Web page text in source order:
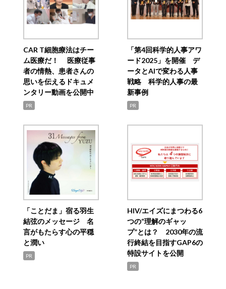
CAR T細胞療法はチー
ム医療だ！ 医療従事
者の情熱、患者さんの
思いを伝えるドキュメ
ンタリー動画を公開中
PR
「第4回科学的人事アワ
ード2025」を開催 デ
ータとAIで変わる人事
戦略 科学的人事の最
新事例
PR
「ことだま」宿る羽生
結弦のメッセージ 名
言がもたらす心の平穏
と潤い
PR
HIV/エイズにまつわる6
つの“理解のギャッ
プ”とは？ 2030年の流
行終結を目指すGAP6の
特設サイトを公開
PR